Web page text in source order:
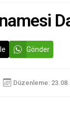
Gönder
Düzenleme: